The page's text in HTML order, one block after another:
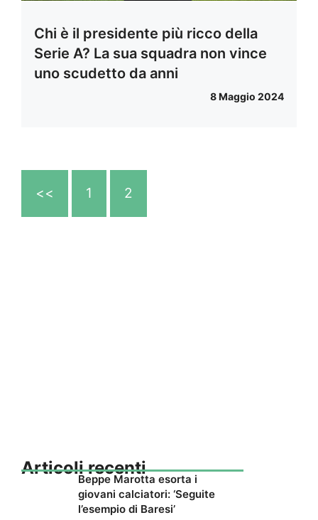
Chi è il presidente più ricco della
Serie A? La sua squadra non vince
uno scudetto da anni
8 Maggio 2024
<< 1 2
Articoli recenti
Beppe Marotta esorta i
giovani calciatori: ‘Seguite
l’esempio di Baresi’